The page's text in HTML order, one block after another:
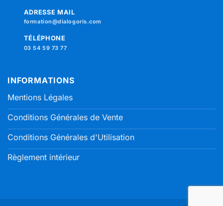
ADRESSE MAIL
formation@dialogoris.com
TÉLÉPHONE
03 54 59 73 77
INFORMATIONS
Mentions Légales
Conditions Générales de Vente
Conditions Générales d'Utilisation
Règlement intérieur